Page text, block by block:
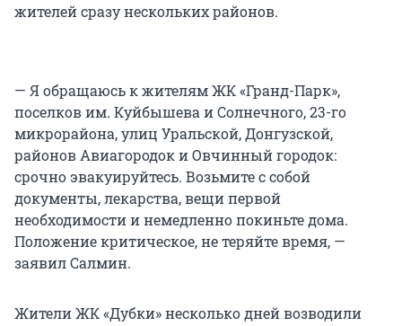
жителей сразу нескольких районов.
— Я обращаюсь к жителям ЖК «Гранд-Парк»,
поселков им. Куйбышева и Солнечного, 23-го
микрорайона, улиц Уральской, Донгузской,
районов Авиагородок и Овчинный городок:
срочно эвакуируйтесь. Возьмите с собой
документы, лекарства, вещи первой
необходимости и немедленно покиньте дома.
Положение критическое, не теряйте время, —
заявил Салмин.
Жители ЖК «Дубки» несколько дней возводили